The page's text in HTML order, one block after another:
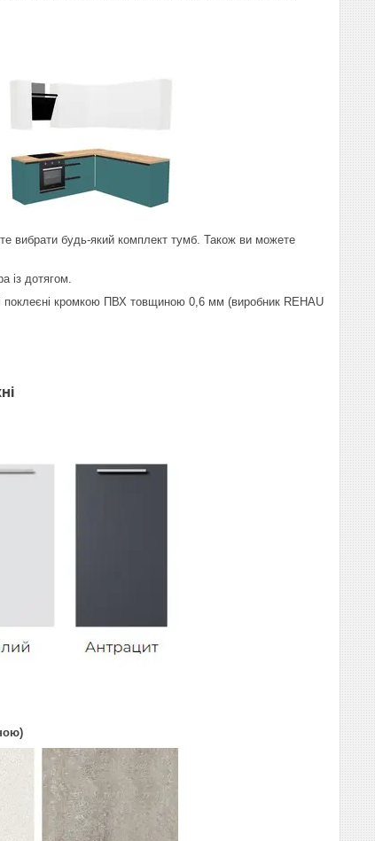
вибрати будь-який комплект тумб. Також ви можете
із дотягом.
поклеєні кромкою ПВХ товщиною 0,6 мм (виробник REHAU